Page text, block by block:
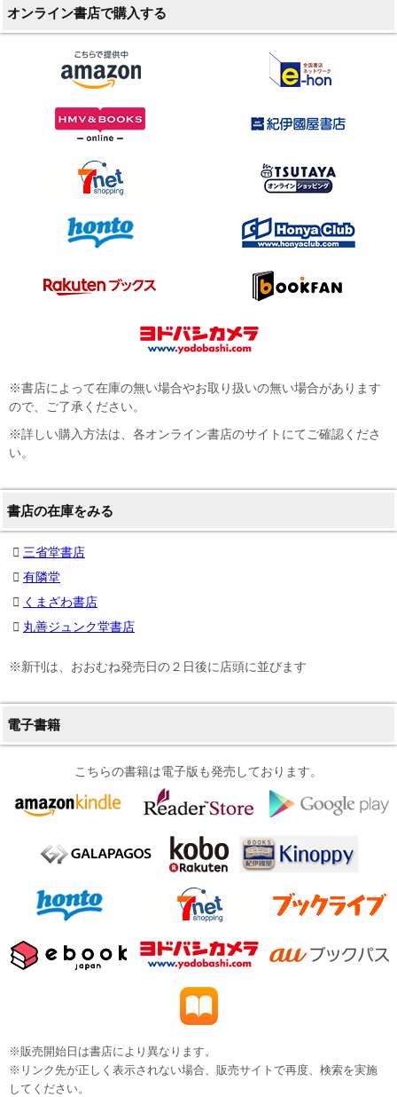
オンライン書店で購入する
※書店によって在庫の無い場合やお取り扱いの無い場合があります
ので、ご了承ください。
※詳しい購入方法は、各オンライン書店のサイトにてご確認くださ
い。
書店の在庫をみる
三省堂書店
有隣堂
くまざわ書店
丸善ジュンク堂書店
※新刊は、おおむね発売日の２日後に店頭に並びます
電子書籍
こちらの書籍は電子版も発売しております。
※販売開始日は書店により異なります。
※リンク先が正しく表示されない場合、販売サイトで再度、検索を実施
してください。